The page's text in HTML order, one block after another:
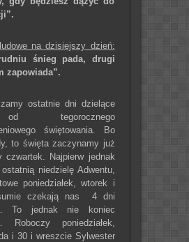
na dzisiejszy dzień:
śnieg pada, drugi
zapowiada”.
ostatnie dni dzielące
tegorocznego
świętowania. Bo
to święta zaczynamy już
czwartek. Najpierw jednak
niedzielę Adwentu,
poniedziałek, wtorek i
czekają nas 4 dni
To jednak nie koniec
Roboczy poniedziałek,
i 30 i wreszcie Sylwester